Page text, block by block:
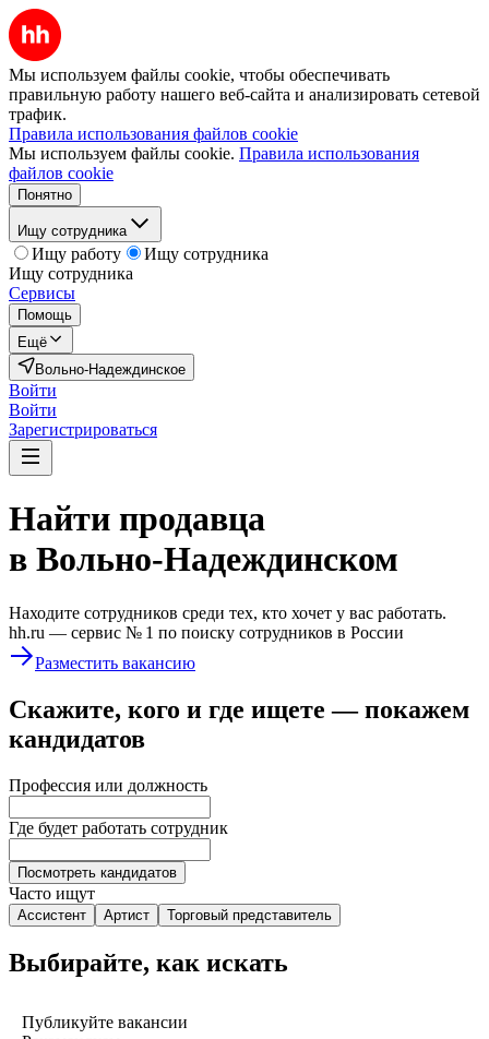
Мы используем файлы cookie, чтобы обеспечивать
правильную работу нашего веб-сайта и анализировать сетевой
трафик.
Правила использования файлов cookie
Мы используем файлы cookie. Правила использования
файлов cookie
Понятно
Ищу сотрудника
Ищу работу
Ищу сотрудника
Ищу сотрудника
Сервисы
Помощь
Ещё
Вольно-Надеждинское
Войти
Войти
Зарегистрироваться
Найти продавца
в Вольно-Надеждинском
Находите сотрудников среди тех, кто хочет у вас работать.
hh.ru — сервис № 1 по поиску сотрудников в России
Разместить вакансию
Скажите, кого и где ищете — покажем
кандидатов
Профессия или должность
Где будет работать сотрудник
Посмотреть кандидатов
Часто ищут
Ассистент Артист Торговый представитель
Выбирайте, как искать
Публикуйте вакансии